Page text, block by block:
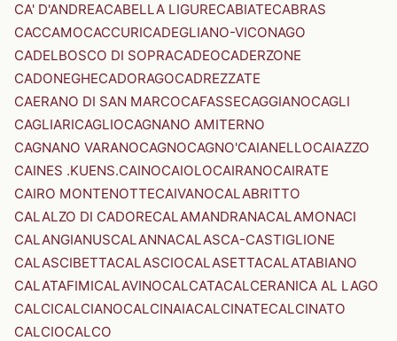
CA' D'ANDREACABELLA LIGURECABIATECABRAS
CACCAMOCACCURICADEGLIANO-VICONAGO
CADELBOSCO DI SOPRACADEOCADERZONE
CADONEGHECADORAGOCADREZZATE
CAERANO DI SAN MARCOCAFASSECAGGIANOCAGLI
CAGLIARICAGLIOCAGNANO AMITERNO
CAGNANO VARANOCAGNOCAGNO'CAIANELLOCAIAZZO
CAINES .KUENS.CAINOCAIOLOCAIRANOCAIRATE
CAIRO MONTENOTTECAIVANOCALABRITTO
CALALZO DI CADORECALAMANDRANACALAMONACI
CALANGIANUSCALANNACALASCA-CASTIGLIONE
CALASCIBETTACALASCIOCALASETTACALATABIANO
CALATAFIMICALAVINOCALCATACALCERANICA AL LAGO
CALCICALCIANOCALCINAIACALCINATECALCINATO
CALCIOCALCO